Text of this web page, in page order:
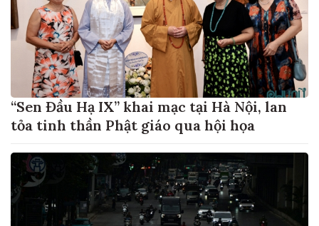
“Sen Đầu Hạ IX” khai mạc tại Hà Nội, lan
tỏa tinh thần Phật giáo qua hội họa